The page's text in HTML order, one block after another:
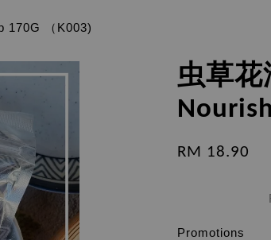
170G （K003)
虫草花
RM 18.90
Promotions